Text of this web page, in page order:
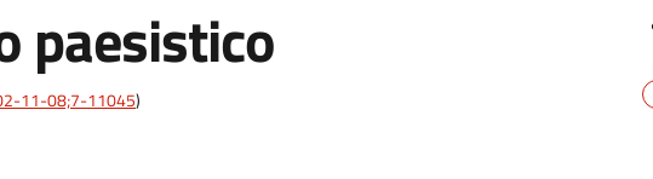
paesistico
11-08;7-11045)